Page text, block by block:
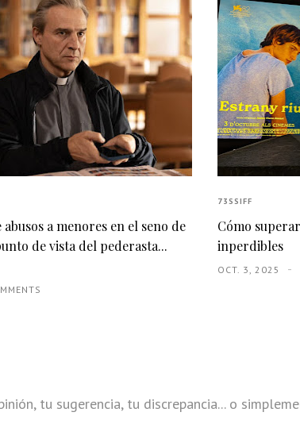
a menores en el seno de
de vista del pederasta...
73SSIFF
Cómo
inperdibles
OCT. 3, 2025
tu sugerencia, tu discrepancia... o